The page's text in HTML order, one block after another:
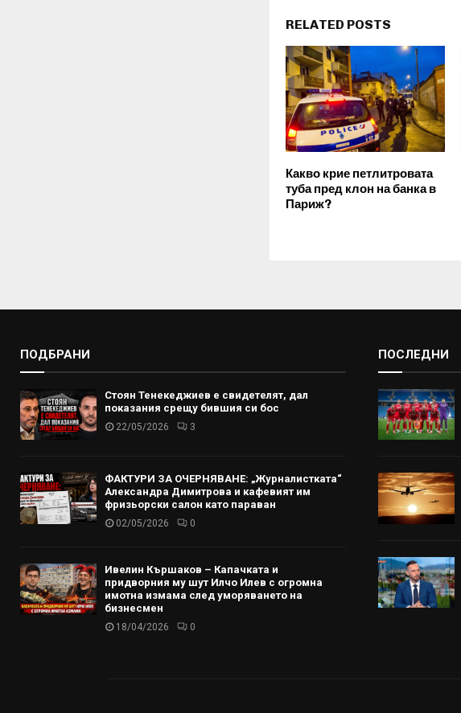
RELATED POSTS
Какво крие петлитровата
туба пред клон на банка в
Париж?
ПОДБРАНИ
Стоян Тенекеджиев е свидетелят, дал
показания срещу бившия си бос
22/05/2026 3
ФАКТУРИ ЗА ОЧЕРНЯВАНЕ: „Журналистката“
Александра Димитрова и кафевият им
фризьорски салон като параван
02/05/2026 0
Ивелин Кършаков – Капачката и
придворния му шут Илчо Илев с огромна
имотна измама след уморяването на
бизнесмен
18/04/2026 0
ПОСЛЕДНИ